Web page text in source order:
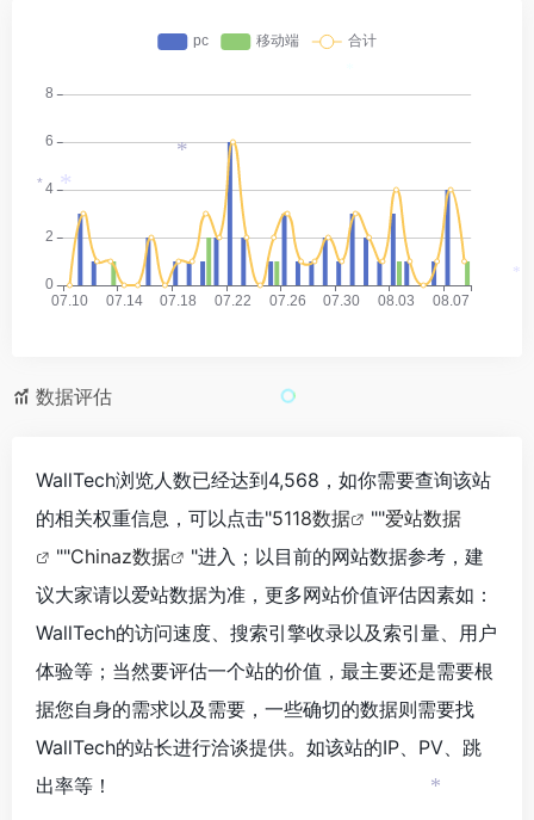
数据评估
WallTech浏览人数已经达到4,568，如你需要查询该站
的相关权重信息，可以点击"5118数据 ""爱站数据
""Chinaz数据
"进入；以目前的网站数据参考，建
议大家请以爱站数据为准，更多网站价值评估因素如：
WallTech的访问速度、搜索引擎收录以及索引量、用户
体验等；当然要评估一个站的价值，最主要还是需要根
据您自身的需求以及需要，一些确切的数据则需要找
WallTech的站长进行洽谈提供。如该站的IP、PV、跳
出率等！
*